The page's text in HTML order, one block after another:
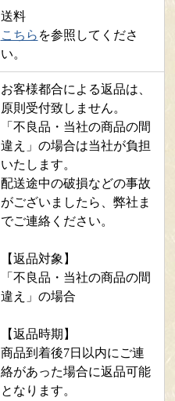
送料
こちら を参照してくださ
い。
お客様都合による返品は、
原則受付致しません。
「不良品・当社の商品の間
違え」の場合は当社が負担
いたします。
配送途中の破損などの事故
がございましたら、弊社ま
でご連絡ください。
【返品対象】
「不良品・当社の商品の間
違え」の場合
【返品時期】
商品到着後7日以内にご連
絡があった場合に返品可能
となります。